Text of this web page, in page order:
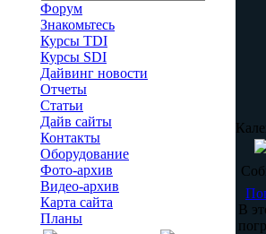
Форум
Знакомьтесь
Курсы TDI
Курсы SDI
Дайвинг новости
Отчеты
Статьи
Дайв сайты
Контакты
Оборудование
Фото-архив
Видео-архив
Карта сайта
Планы
В